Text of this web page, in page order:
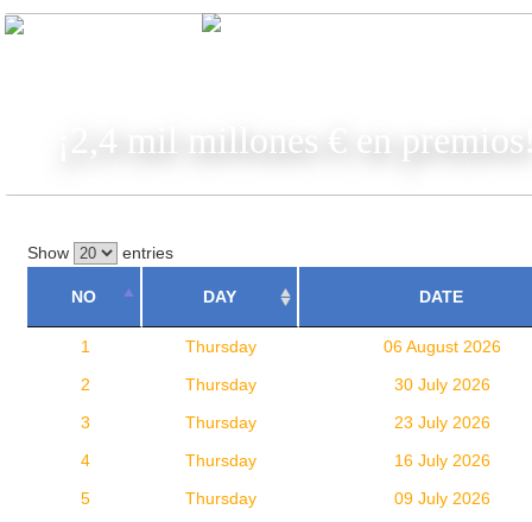
¡2,4 mil millones € en
Show entries
NO DAY DATE
1 Thursday
06 August 2026
2
Thursday
30 July 2026
3
Thursday
23 July 2026
4
Thursday
16 July 2026
5
Thursday
09 July 2026